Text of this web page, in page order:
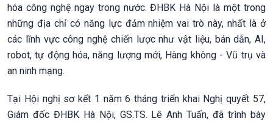
hóa công nghệ ngay trong nước. ĐHBK Hà Nội là một trong
những địa chỉ có năng lực đảm nhiệm vai trò này, nhất là ở
các lĩnh vực công nghệ chiến lược như vật liệu, bán dẫn, AI,
robot, tự động hóa, năng lượng mới, Hàng không - Vũ trụ và
an ninh mạng.
Tại Hội nghị sơ kết 1 năm 6 tháng triển khai Nghị quyết 57,
Giám đốc ĐHBK Hà Nội, GS.TS. Lê Anh Tuấn, đã trình bày